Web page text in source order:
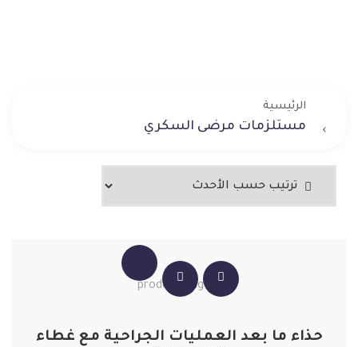
الرئيسية
مستلزمات مرضى السكري
حذاء ما بعد العمليات الجراحية مع غطاء